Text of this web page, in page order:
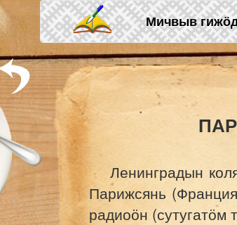
Skip to main content
Мичвыв
Ленинградын
Парижсянь
радиоӧн (сутугатӧм